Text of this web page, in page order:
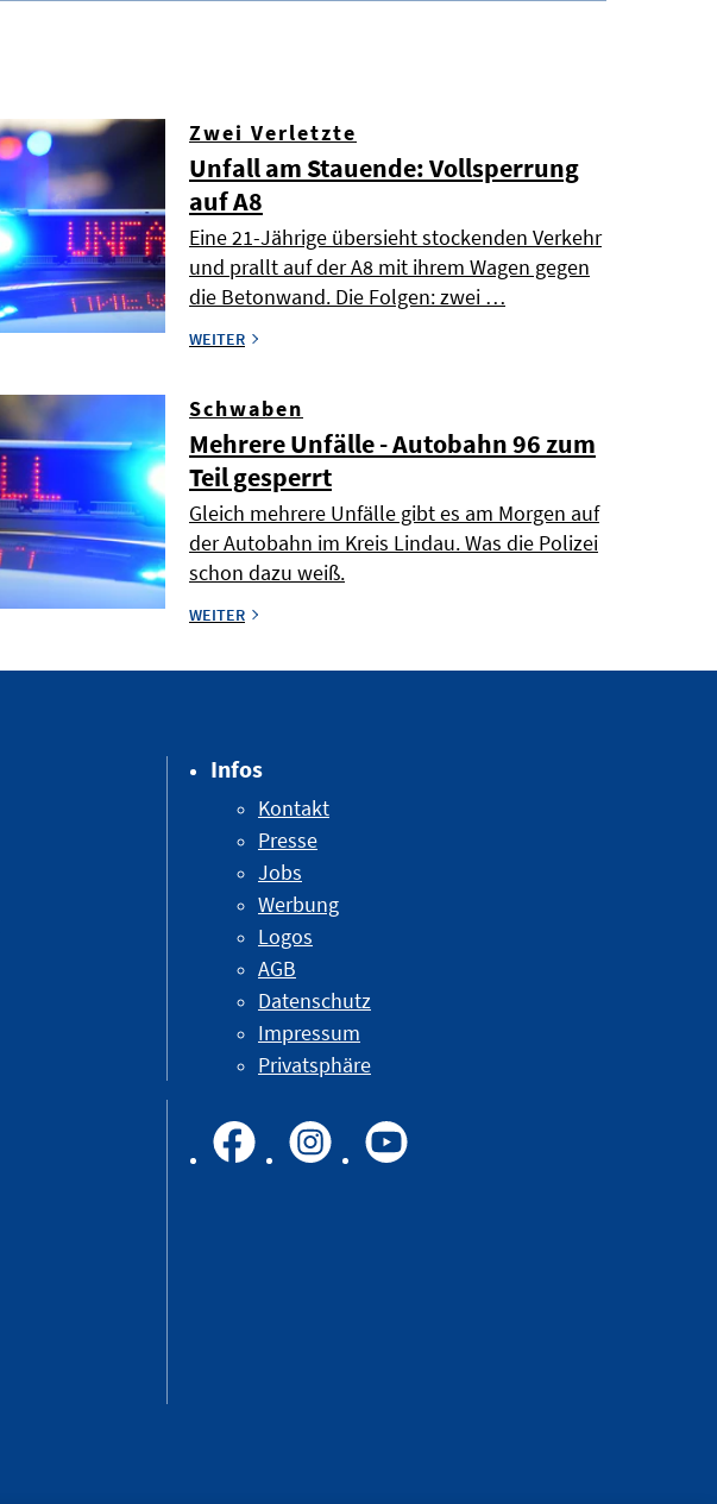
Zwei Verletzte
Unfall am Stauende: Vollsperrung
auf A8
Eine 21-Jährige übersieht stockenden Verkehr
und prallt auf der A8 mit ihrem Wagen gegen
die Betonwand. Die Folgen: zwei …
WEITER
Schwaben
Mehrere Unfälle - Autobahn 96 zum
Teil gesperrt
Gleich mehrere Unfälle gibt es am Morgen auf
der Autobahn im Kreis Lindau. Was die Polizei
schon dazu weiß.
WEITER
Infos
Kontakt
Presse
Jobs
Werbung
Logos
AGB
Datenschutz
Impressum
Privatsphäre